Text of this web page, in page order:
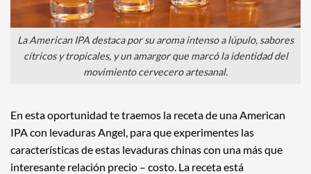
La American IPA destaca por su aroma intenso a lúpulo, sabores
cítricos y tropicales, y un amargor que marcó la identidad del
movimiento cervecero artesanal.
En esta oportunidad te traemos la receta de una American
IPA con levaduras Angel, para que experimentes las
características de estas levaduras chinas con una más que
interesante relación precio – costo. La receta está